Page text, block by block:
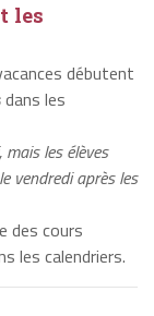
les
débutent
dans les
les élèves
vendredi après les
des cours
les calendriers.